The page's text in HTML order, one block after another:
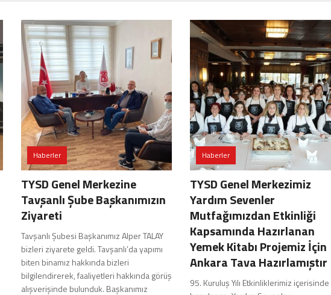
Haberler
TYSD Genel Merkezine
Tavşanlı Şube Başkanımızın
Ziyareti
Tavşanlı Şubesi Başkanımız Alper TALAY
bizleri ziyarete geldi. Tavşanlı’da yapımı
biten binamız hakkında bizleri
bilgilendirerek, faaliyetleri hakkında görüş
alışverişinde bulunduk. Başkanımız
Haberler
TYSD Genel Merkezimiz
Yardım Sevenler
Mutfağımızdan Etkinliği
Kapsamında Hazırlanan
Yemek Kitabı Projemiz İçin
Ankara Tava Hazırlamıştır
95. Kuruluş Yılı Etkinliklerimiz içerisinde